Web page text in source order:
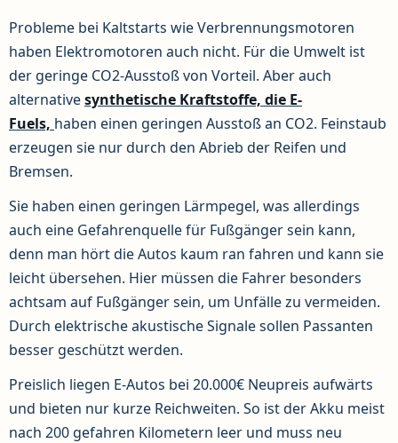
Probleme bei Kaltstarts wie Verbrennungsmotoren
haben Elektromotoren auch nicht. Für die Umwelt ist
der geringe CO2-Ausstoß von Vorteil. Aber auch
alternativesynthetische Kraftstoffe, die E-
Fuels, haben einen geringen Ausstoß an CO2. Feinstaub
erzeugen sie nur durch den Abrieb der Reifen und
Bremsen.
Sie haben einen geringen Lärmpegel, was allerdings
auch eine Gefahrenquelle für Fußgänger sein kann,
denn man hört die Autos kaum ran fahren und kann sie
leicht übersehen. Hier müssen die Fahrer besonders
achtsam auf Fußgänger sein, um Unfälle zu vermeiden.
Durch elektrische akustische Signale sollen Passanten
besser geschützt werden.
Preislich liegen E-Autos bei 20.000€ Neupreis aufwärts
und bieten nur kurze Reichweiten. So ist der Akku meist
nach 200 gefahren Kilometern leer und muss neu